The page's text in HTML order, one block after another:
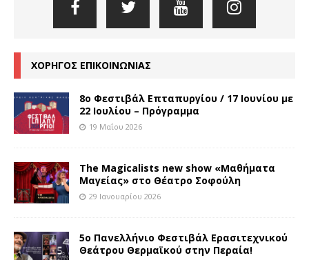
ΧΟΡΗΓΟΣ ΕΠΙΚΟΙΝΩΝΙΑΣ
8o Φεστιβάλ Επταπυργίου / 17 Ιουνίου με
22 Ιουλίου – Πρόγραμμα
19 Μαΐου 2026
The Magicalists new show «Μαθήματα
Μαγείας» στο Θέατρο Σοφούλη
29 Ιανουαρίου 2026
5ο Πανελλήνιο Φεστιβάλ Ερασιτεχνικού
Θεάτρου Θερμαϊκού στην Περαία!